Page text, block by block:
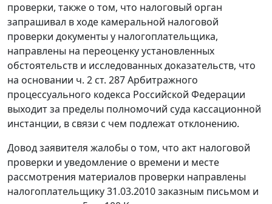
проверки, также о том, что налоговый орган
запрашивал в ходе камеральной налоговой
проверки документы у налогоплательщика,
направлены на переоценку установленных
обстоятельств и исследованных доказательств, что
на основании ч. 2 ст. 287Арбитражного
процессуального кодекса Российской Федерации
выходит за пределы полномочий суда кассационной
инстанции, в связи с чем подлежат отклонению.
Довод заявителя жалобы о том, что акт налоговой
проверки и уведомление о времени и месте
рассмотрения материалов проверки направлены
налогоплательщику 31.03.2010 заказным письмом и